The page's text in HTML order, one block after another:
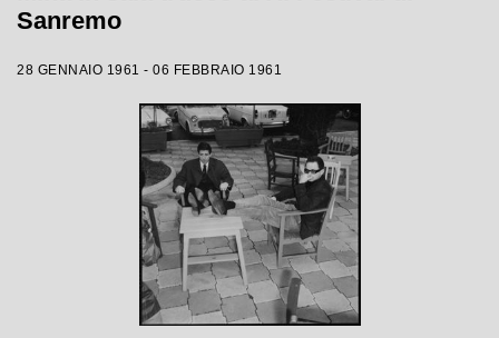
Sanremo
28 GENNAIO 1961 - 06 FEBBRAIO 1961